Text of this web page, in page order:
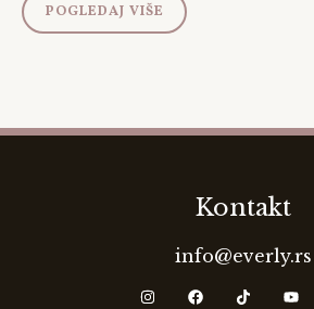
POGLEDAJ VIŠE
Kontakt
info@everly.rs